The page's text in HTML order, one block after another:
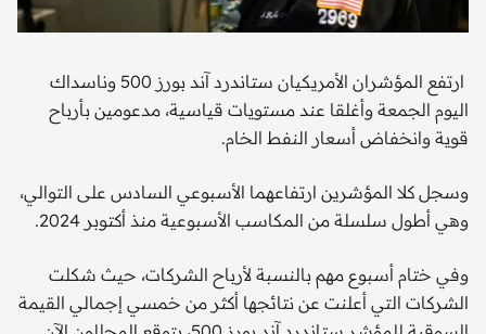
ارتفع المؤشران الأمريكيان ستاندرد آند بورز 500 وناسداك
اليوم الجمعة وأغلقا عند مستويات قياسية، مدعومين بأرباح
قوية وانخفاض أسعار النفط الخام.
وسجل كلا المؤشرين ارتفاعهما الأسبوعي السادس على التوالي،
وهي أطول سلسلة من المكاسب الأسبوعية منذ أكتوبر 2024.
وفي ختام أسبوع مهم بالنسبة لأرباح الشركات، حيث شكلت
الشركات التي أعلنت عن نتائجها أكثر من خمسي إجمالي القيمة